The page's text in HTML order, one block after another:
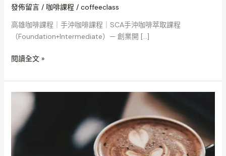
發佈留言 / 咖啡課程 / coffeeclass
高雄咖啡課程｜手沖咖啡課程｜SCA手沖咖啡萃取課程
（Foundation+Intermediate）— 創業開 […]
萃
取
課
（Foundation+Intermediate）
創
業
者
專
屬
閱讀全文 »
程
｜